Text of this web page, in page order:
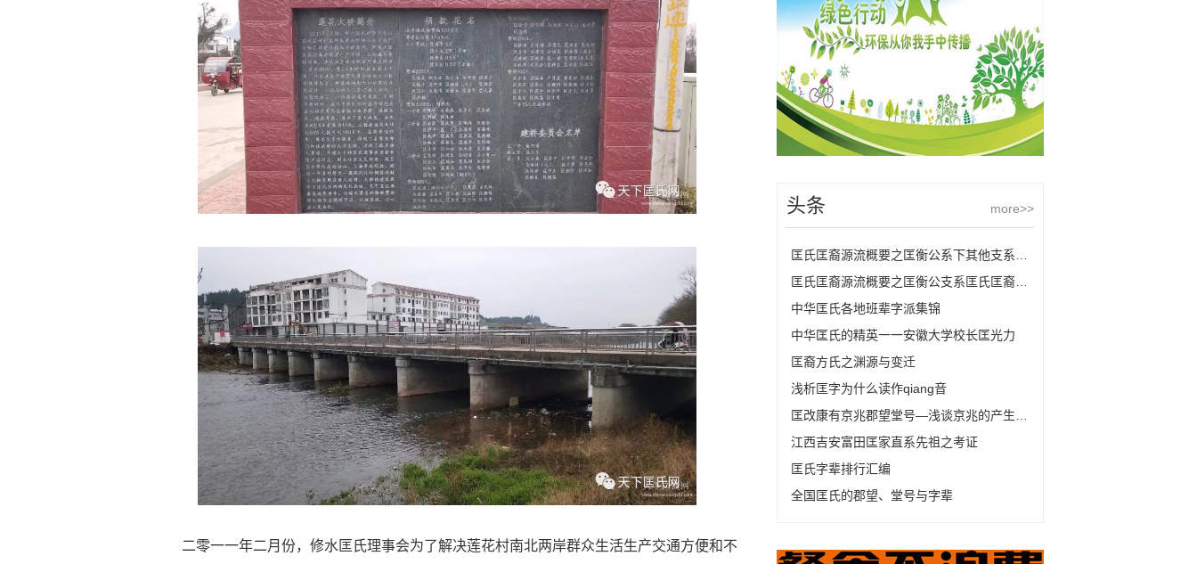
二零一一年二月份，修水匡氏理事会为了解决莲花村南北两岸群众生活生产交通方便和不
more>>
头条
中华匡氏各地班辈字派集锦
中华匡氏的精英一一安徽大学校长匡光力
匡裔方氏之渊源与变迁
浅析匡字为什么读作qiang音
江西吉安富田匡家直系先祖之考证
匡氏字辈排行汇编
全国匡氏的郡望、堂号与字辈